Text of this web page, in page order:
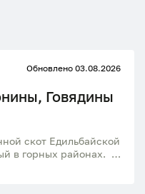
Обновлено 03.08.2026
Говядины
в горных районах. -